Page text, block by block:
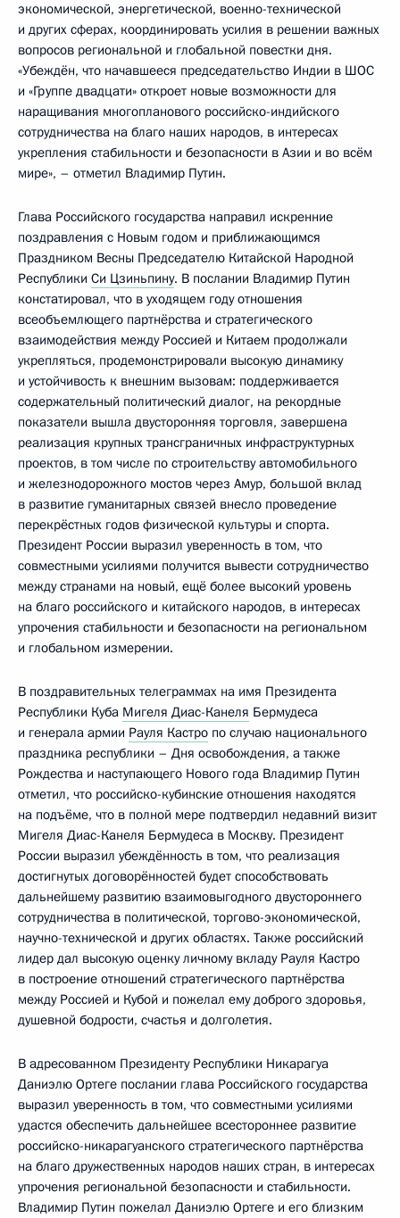
экономической, энергетической, военно-технической
и других сферах, координировать усилия в решении важных
вопросов региональной и глобальной повестки дня.
«Убеждён, что начавшееся председательство Индии в ШОС
и «Группе двадцати» откроет новые возможности для
наращивания многопланового российско-индийского
сотрудничества на благо наших народов, в интересах
укрепления стабильности и безопасности в Азии и во всём
мире», – отметил Владимир Путин.
Глава Российского государства направил искренние
поздравления с Новым годом и приближающимся
Праздником Весны Председателю Китайской Народной
Республики Си Цзиньпину. В послании Владимир Путин
констатировал, что в уходящем году отношения
всеобъемлющего партнёрства и стратегического
взаимодействия между Россией и Китаем продолжали
укрепляться, продемонстрировали высокую динамику
и устойчивость к внешним вызовам: поддерживается
содержательный политический диалог, на рекордные
показатели вышла двусторонняя торговля, завершена
реализация крупных трансграничных инфраструктурных
проектов, в том числе по строительству автомобильного
и железнодорожного мостов через Амур, большой вклад
в развитие гуманитарных связей внесло проведение
перекрёстных годов физической культуры и спорта.
Президент России выразил уверенность в том, что
совместными усилиями получится вывести сотрудничество
между странами на новый, ещё более высокий уровень
на благо российского и китайского народов, в интересах
упрочения стабильности и безопасности на региональном
и глобальном измерении.
В поздравительных телеграммах на имя Президента
Республики Куба Мигеля Диас-Канеля Бермудеса
и генерала армии Рауля Кастро по случаю национального
праздника республики – Дня освобождения, а также
Рождества и наступающего Нового года Владимир Путин
отметил, что российско-кубинские отношения находятся
на подъёме, что в полной мере подтвердил недавний визит
Мигеля Диас-Канеля Бермудеса в Москву. Президент
России выразил убеждённость в том, что реализация
достигнутых договорённостей будет способствовать
дальнейшему развитию взаимовыгодного двустороннего
сотрудничества в политической, торгово-экономической,
научно-технической и других областях. Также российский
лидер дал высокую оценку личному вкладу Рауля Кастро
в построение отношений стратегического партнёрства
между Россией и Кубой и пожелал ему доброго здоровья,
душевной бодрости, счастья и долголетия.
В адресованном Президенту Республики Никарагуа
Даниэлю Ортеге послании глава Российского государства
выразил уверенность в том, что совместными усилиями
удастся обеспечить дальнейшее всестороннее развитие
российско-никарагуанского стратегического партнёрства
на благо дружественных народов наших стран, в интересах
упрочения региональной безопасности и стабильности.
Владимир Путин пожелал Даниэлю Ортеге и его близким